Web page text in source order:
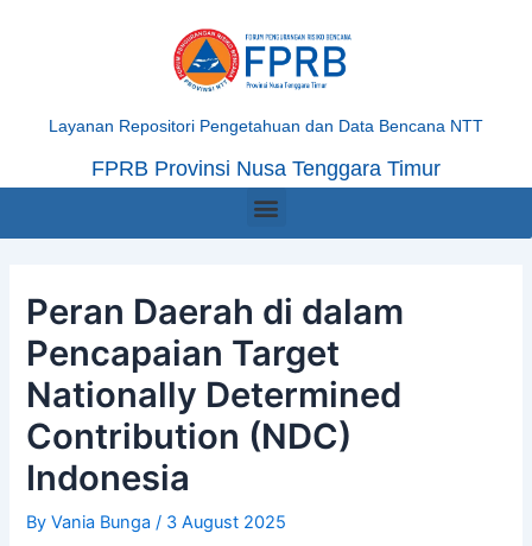
Layanan Repositori Pengetahuan dan Data Bencana NTT
FPRB Provinsi Nusa Tenggara Timur
Menu
Peran Daerah di dalam
Pencapaian Target
Nationally Determined
Contribution (NDC)
Indonesia
ByVania Bunga/ 3 August 2025